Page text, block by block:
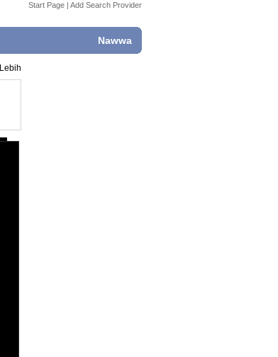
Start Page | Add Search Provider
Nawwa
Lebih